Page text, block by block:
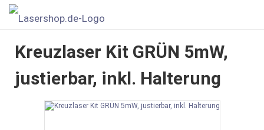
Kreuzlaser Kit GRÜN 5mW,
justierbar, inkl. Halterung